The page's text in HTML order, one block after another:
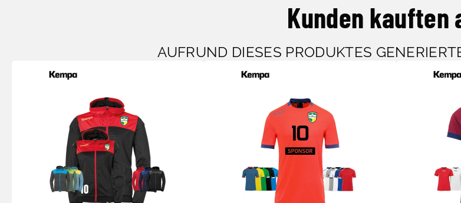
Kunden kauften
AUFRUND DIESES PRODUKTES